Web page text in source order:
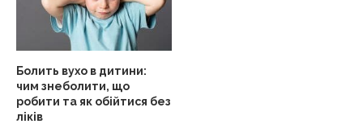
Болить вухо в дитини:
чим знеболити, що
робити та як обійтися без
ліків